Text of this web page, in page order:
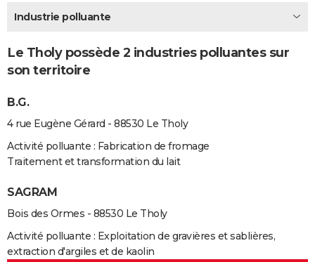
Destinations
City break
Voyage nature
Voyage de noces
Forum
Climat
+PHOTO
GUIDES D'ACHAT
BONS PLANS
CARTE DE VOEUX
Carte de Noël
Carte Bonne année
Carte Saint-Valentin
Carte Pâques
Carte d'anniversaire
DICTIONNAIRE
Dictionnaire
Biographies
Citations
Expressions
Proverbes
PROGRAMME TV
COPAINS D'AVANT
S'inscrire
Se connecter
Lycées
Collèges
Primaires
Universités
Entreprises
Service militaire
Avis de recherche
AVIS DE DÉCÈS
Industrie polluante
Le Tholy possède 2 industries polluantes sur
son territoire
B.G.
4 rue Eugène Gérard - 88530 Le Tholy
Activité polluante : Fabrication de fromage
Traitement et transformation du lait
SAGRAM
Bois des Ormes - 88530 Le Tholy
Activité polluante : Exploitation de gravières et sablières,
extraction d'argiles et de kaolin